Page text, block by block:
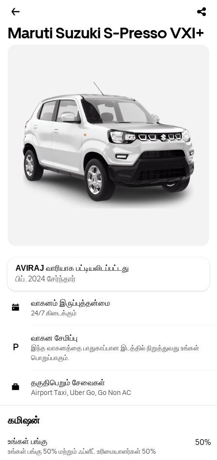
Maruti Suzuki S-Presso VXI+
AVIRAJ வாரியாக பட்டியலிடப்பட்டது
பிப். 2024 சேர்ந்தார்
வாகனம் இருப்புத்தன்மை
24/7 கிடைக்கும்
வாகன சேமிப்பு
இந்த வாகனத்தை பாதுகாப்பான இடத்தில் நிறுத்துவது உங்கள்
பொறுப்பாகும்.
தகுதிபெறும் சேவைகள்
Airport Taxi, Uber Go, Go Non AC
கமிஷன்
உங்கள் பங்கு
உங்கள் பங்கு 50% மற்றும் ஃப்ளீட் உரிமையாளர்கள் 50%
50%